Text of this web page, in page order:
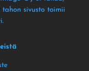
sivusto toimii
.